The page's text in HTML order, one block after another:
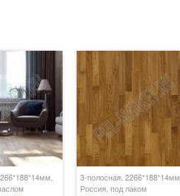
3-полосная, 2266*188*14мм,
Россия, под лаком